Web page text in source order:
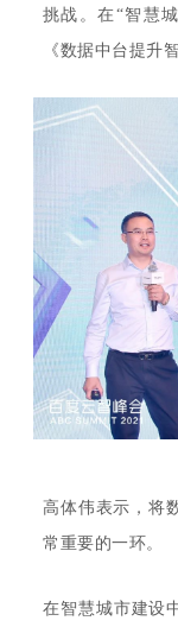
挑战。在“智慧
《数据中台提升
高体伟表示，将
常重要的一环。
在智慧城市建设